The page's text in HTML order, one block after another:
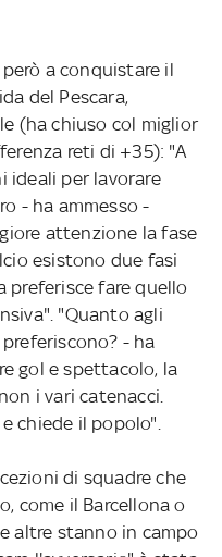
a conquistare il
del Pescara,
(ha chiuso col miglior
reti di +35): "A
ideali per lavorare
- ha ammesso -
attenzione la fase
esistono due fasi
preferisce fare quello
"Quanto agli
- ha
gol e spettacolo, la
i vari catenacci.
chiede il popolo".
di squadre che
come il Barcellona o
altre stanno in campo